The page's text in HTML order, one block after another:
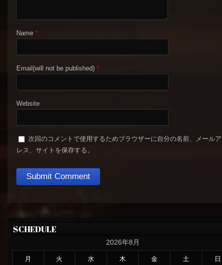
Name *
Email(will not be published) *
Website
次回のコメントで使用するためブラウザーに自分の名前、メール
レス、サイトを保存する。
SCHEDULE
2026年8月
月 火 水 木 金 土 日